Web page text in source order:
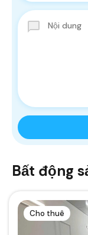
Bất động
Cho thuê